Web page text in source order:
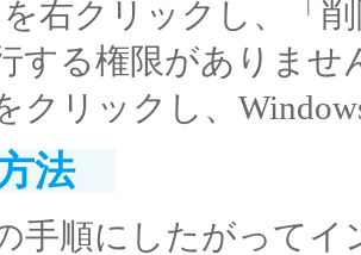
を右クリックし、「
行する権限がありま
クリックし、
法
手順にしたがって